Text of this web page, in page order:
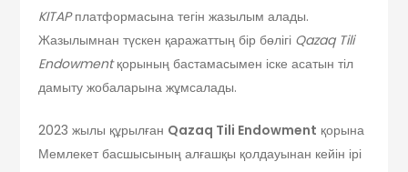
KITAPплатформасына тегін жазылым алады.
Жазылымнан түскен қаражаттың бір бөлігі Qazaq Tili
Endowmentқорының бастамасымен іске асатын тіл
дамыту жобаларына жұмсалады.
2023 жылы құрылған Qazaq Tili Endowment қорына
Мемлекет басшысының алғашқы қолдауынан кейін ірі